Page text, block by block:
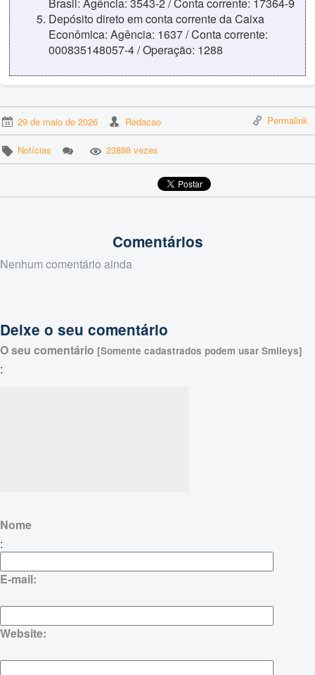
Depósito direto em conta corrente da Caixa
Econômica: Agência: 1637 / Conta corrente:
000835148057-4 / Operação: 1288
29 de maio de 2026 Redacao Permalink
Notícias 23898 vezes
Comentários
Nenhum comentário ainda
Deixe o seu comentário
O seu comentário [Somente cadastrados podem usar Smileys]
:
Nome
:
E-mail:
Website: